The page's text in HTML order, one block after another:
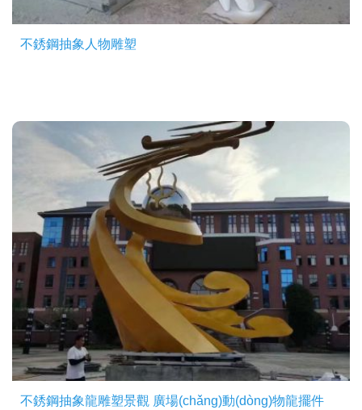
不銹鋼抽象人物雕塑
不銹鋼抽象龍雕塑景觀 廣場(chǎng)動(dòng)物龍擺件